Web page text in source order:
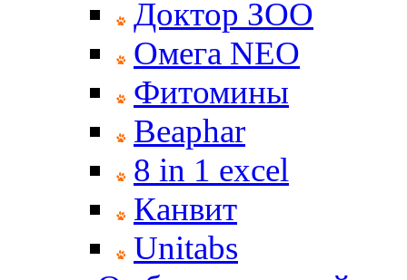
Доктор ЗОО
Омега NEO
Фитомины
Beaphar
8 in 1 excel
Канвит
Unitabs